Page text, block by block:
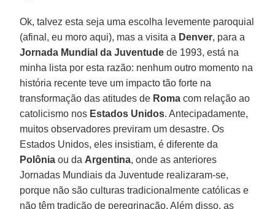
Ok, talvez esta seja uma escolha levemente paroquial
(afinal, eu moro aqui), mas a visita a Denver, para a
Jornada Mundial da Juventude de 1993, está na
minha lista por esta razão: nenhum outro momento na
história recente teve um impacto tão forte na
transformação das atitudes de Roma com relação ao
catolicismo nos Estados Unidos. Antecipadamente,
muitos observadores previram um desastre. Os
Estados Unidos, eles insistiam, é diferente da
Polônia ou da Argentina, onde as anteriores
Jornadas Mundiais da Juventude realizaram-se,
porque não são culturas tradicionalmente católicas e
não têm tradição de peregrinação. Além disso, as